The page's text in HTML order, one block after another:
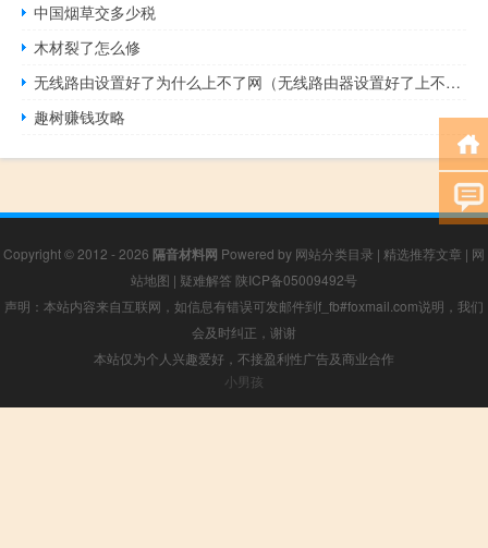
中国烟草交多少税
木材裂了怎么修
无线路由设置好了为什么上不了网（无线路由器设置好了上不了网）
趣树赚钱攻略
Copyright © 2012 - 2026 隔音材料网 Powered by 网站分类目录 | 精选推荐文章 | 网
站地图 | 疑难解答 陕ICP备05009492号
声明：本站内容来自互联网，如信息有错误可发邮件到f_fb#foxmail.com说明，我们
会及时纠正，谢谢
本站仅为个人兴趣爱好，不接盈利性广告及商业合作
小男孩